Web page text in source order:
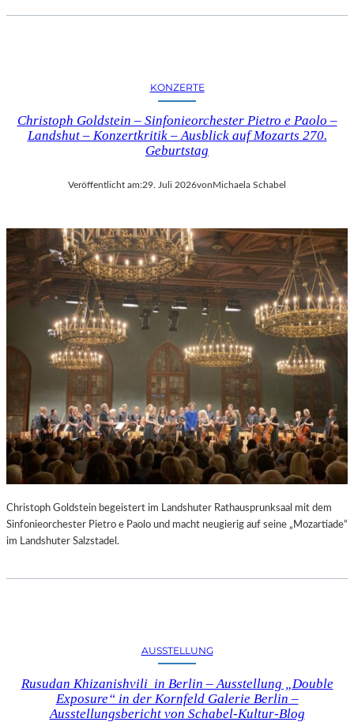
KONZERTE
Christoph Goldstein – Sinfonieorchester Pietro e Paolo –
Landshut – Konzertkritik – Ausblick auf Mozarts 270.
Geburtstag
Veröffentlicht am:29. Juli 2026von Michaela Schabel
Christoph Goldstein begeistert im Landshuter Rathausprunksaal mit dem
Sinfonieorchester Pietro e Paolo und macht neugierig auf seine „Mozartiade“
im Landshuter Salzstadel.
AUSSTELLUNG
Rusudan Khizanishvili in Berlin – Ausstellung „Double
Exposure“ in der Kornfeld Galerie Berlin –
Ausstellungsbericht von Schabel-Kultur-Blog